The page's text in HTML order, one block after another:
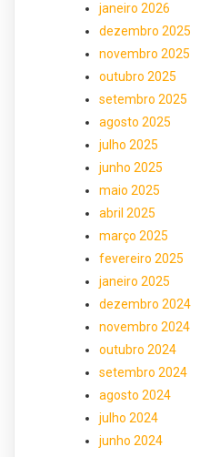
janeiro 2026
dezembro 2025
novembro 2025
outubro 2025
setembro 2025
agosto 2025
julho 2025
junho 2025
maio 2025
abril 2025
março 2025
fevereiro 2025
janeiro 2025
dezembro 2024
novembro 2024
outubro 2024
setembro 2024
agosto 2024
julho 2024
junho 2024